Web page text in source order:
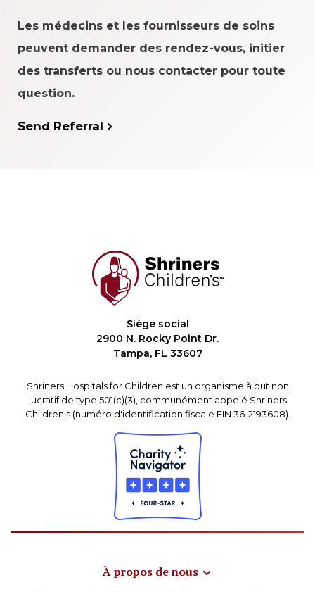
Les médecins et les fournisseurs de soins
peuvent demander des rendez-vous, initier
des transferts ou nous contacter pour toute
question.
Send Referral
Siège social
2900 N. Rocky Point Dr.
Tampa, FL 33607
Shriners Hospitals for Children est un organisme à but non
lucratif de type 501(c)(3), communément appelé Shriners
Children's (numéro d'identification fiscale EIN 36-2193608).
À propos de nous